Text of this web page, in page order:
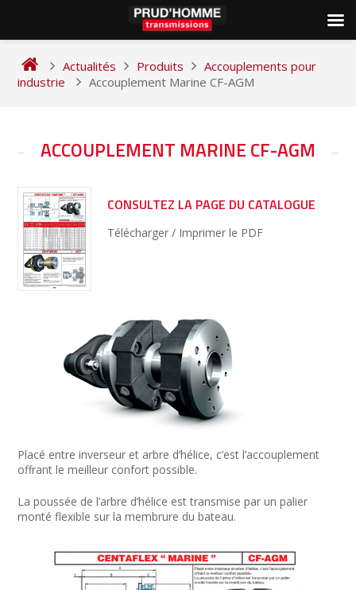
content
Actualités Produits
Accouplements pour
industrie
Accouplement Marine CF-AGM
ACCOUPLEMENT MARINE CF-AGM
CONSULTEZ LA PAGE DU CATALOGUE
Télécharger / Imprimer le PDF
Placé entre inverseur et arbre d’hélice, c’est l’accouplement
offrant le meilleur confort possible.
La poussée de l’arbre d’hélice est transmise par un palier
monté flexible sur la membrure du bateau.
NAVIGATION
L’ARTICLE